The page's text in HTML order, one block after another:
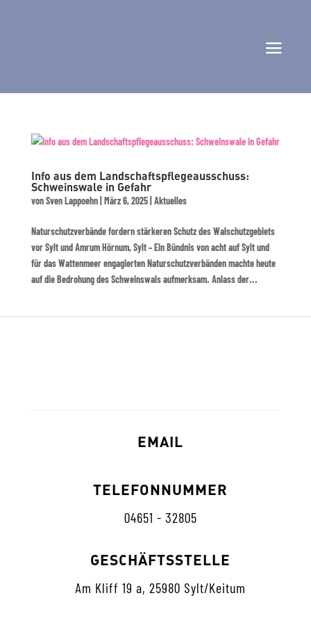
Info aus dem Landschaftspflegeausschuss:
Schweinswale in Gefahr
vonSven Lappoehn| März 6, 2025| Aktuelles
Naturschutzverbände fordern stärkeren Schutz des Walschutzgebiets
vor Sylt und Amrum Hörnum, Sylt – Ein Bündnis von acht auf Sylt und
für das Wattenmeer engagierten Naturschutzverbänden machte heute
auf die Bedrohung des Schweinswals aufmerksam. Anlass der...
EMAIL
TELEFONNUMMER
04651 - 32805
GESCHÄFTSSTELLE
Am Kliff 19 a, 25980 Sylt/Keitum